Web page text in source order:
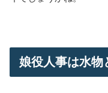
娘役人事は水物